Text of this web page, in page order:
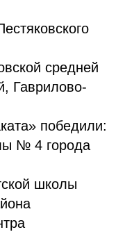
средней
Гаврилово-
победили:
№ 4 города
школы